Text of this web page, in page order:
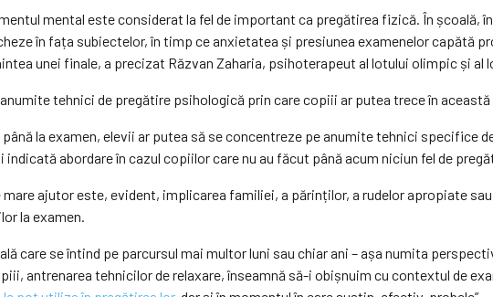
mental este considerat la fel de important ca pregătirea fizică. În școală,
în fața subiectelor, în timp ce anxietatea și presiunea examenelor capătă
unei finale, a precizat Răzvan Zaharia, psihoterapeut al lotului olimpic și al
tehnici de pregătire psihologică prin care copiii ar putea trece în
la examen, elevii ar putea să se concentreze pe anumite tehnici specifice
abordare în cazul copiilor care nu au făcut până acum niciun fel de
ajutor este, evident, implicarea familiei, a părinților, a rudelor apropiate
la examen.
care se întind pe parcursul mai multor luni sau chiar ani – așa numita
antrenarea tehnicilor de relaxare, înseamnă să-i obișnuim cu contextul de